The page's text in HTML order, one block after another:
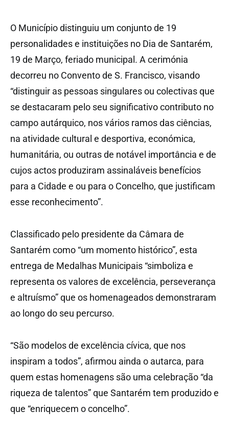
O Município distinguiu um conjunto de 19
personalidades e instituições no Dia de Santarém,
19 de Março, feriado municipal. A cerimónia
decorreu no Convento de S. Francisco, visando
“distinguir as pessoas singulares ou colectivas que
se destacaram pelo seu significativo contributo no
campo autárquico, nos vários ramos das ciências,
na atividade cultural e desportiva, económica,
humanitária, ou outras de notável importância e de
cujos actos produziram assinaláveis benefícios
para a Cidade e ou para o Concelho, que justificam
esse reconhecimento”.
Classificado pelo presidente da Câmara de
Santarém como “um momento histórico”, esta
entrega de Medalhas Municipais “simboliza e
representa os valores de excelência, perseverança
e altruísmo” que os homenageados demonstraram
ao longo do seu percurso.
“São modelos de excelência cívica, que nos
inspiram a todos”, afirmou ainda o autarca, para
quem estas homenagens são uma celebração “da
riqueza de talentos” que Santarém tem produzido e
que “enriquecem o concelho”.